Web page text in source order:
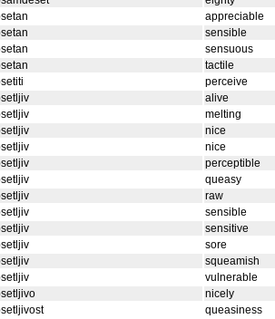
appreciable
sensible
sensuous
tactile
perceive
alive
melting
nice
nice
perceptible
queasy
raw
sensible
sensitive
sore
squeamish
vulnerable
nicely
queasiness